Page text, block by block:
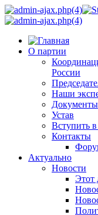
О партии
России
Наши
Документы
Устав
Вступить
Контакты
Актуально
Новости
Этот